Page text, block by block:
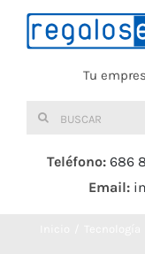
Saltar
Tu
Buscar:
Teléfono: 686
Email: